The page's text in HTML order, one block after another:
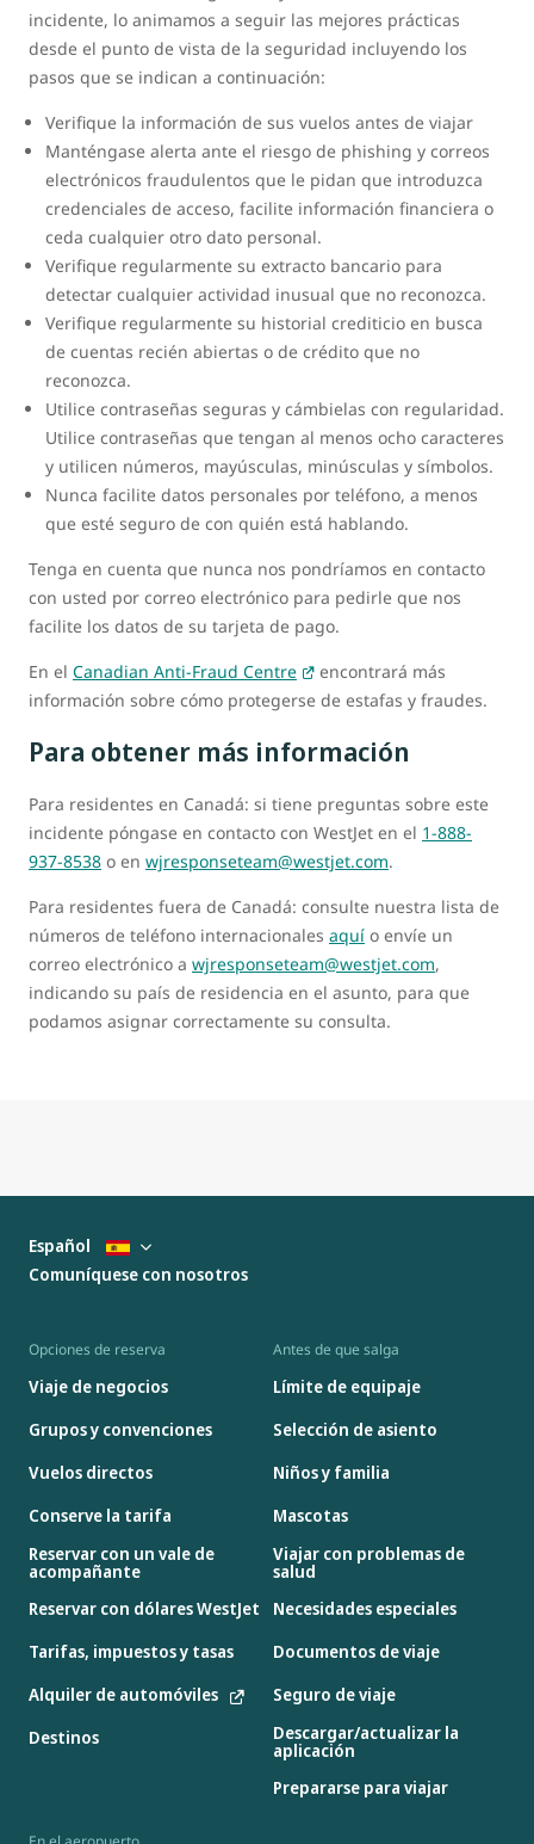
incidente, lo animamos a seguir las mejores prácticas
desde el punto de vista de la seguridad incluyendo los
pasos que se indican a continuación:
Verifique la información de sus vuelos antes de viajar
Manténgase alerta ante el riesgo de phishing y correos
electrónicos fraudulentos que le pidan que introduzca
credenciales de acceso, facilite información financiera o
ceda cualquier otro dato personal.
Verifique regularmente su extracto bancario para
detectar cualquier actividad inusual que no reconozca.
Verifique regularmente su historial crediticio en busca
de cuentas recién abiertas o de crédito que no
reconozca.
Utilice contraseñas seguras y cámbielas con regularidad.
Utilice contraseñas que tengan al menos ocho caracteres
y utilicen números, mayúsculas, minúsculas y símbolos.
Nunca facilite datos personales por teléfono, a menos
que esté seguro de con quién está hablando.
Tenga en cuenta que nunca nos pondríamos en contacto
con usted por correo electrónico para pedirle que nos
facilite los datos de su tarjeta de pago.
En el Canadian Anti-Fraud Centre
encontrará más
información sobre cómo protegerse de estafas y fraudes.
Para obtener más información
Para residentes en Canadá: si tiene preguntas sobre este
incidente póngase en contacto con WestJet en el 1-888-
937-8538 o en wjresponseteam@westjet.com.
Para residentes fuera de Canadá: consulte nuestra lista de
números de teléfono internacionales aquí o envíe un
correo electrónico a wjresponseteam@westjet.com,
indicando su país de residencia en el asunto, para que
podamos asignar correctamente su consulta.
Opciones de reserva
Viaje de negocios
Grupos y convenciones
Vuelos directos
Conserve la tarifa
Reservar con un vale de
acompañante
Reservar con dólares WestJet
Tarifas, impuestos y tasas
Alquiler de automóviles
Destinos
Antes de que salga
Límite de equipaje
Selección de asiento
Niños y familia
Mascotas
Viajar con problemas de
salud
Necesidades especiales
Documentos de viaje
Seguro de viaje
Descargar/actualizar la
aplicación
Prepararse para viajar
Español
Comuníquese con nosotros